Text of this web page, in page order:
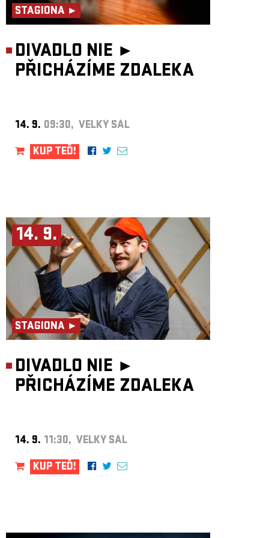
STAGIONA ►
DIVADLO NIE ►
PŘICHÁZÍME ZDALEKA
14. 9. 09:30, VELKÝ SÁL
KUP TEĎ!
14. 9.
STAGIONA ►
DIVADLO NIE ►
PŘICHÁZÍME ZDALEKA
14. 9. 11:30, VELKÝ SÁL
KUP TEĎ!